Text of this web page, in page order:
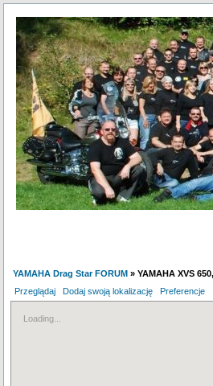
YAMAHA Drag Star FORUM » YAMAHA XVS
Przeglądaj
Dodaj swoją lokalizację Preferencje
Loading...